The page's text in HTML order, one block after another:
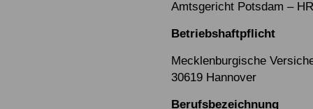
Amtsgericht Potsdam –
Betriebshaftpflicht
Mecklenburgische
30619 Hannover
Berufsbezeichnung